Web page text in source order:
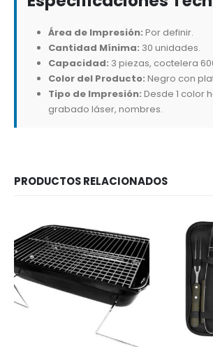
Área de Impresión: Por definir.
Cantidad Mínima: 30 unidades.
Capacidad: 3 piezas, coctelera
Color del Producto: Negro con
Tipo de Impresión: Desde 1 color
grabado láser, nombres.
PRODUCTOS RELACIONADOS